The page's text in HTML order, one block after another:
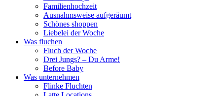
Familienhochzeit
Ausnahmsweise aufgeräumt
Schönes shoppen
Liebelei der Woche
Was fluchen
Fluch der Woche
Drei Jungs? – Du Arme!
Before Baby
Was unternehmen
Flinke Fluchten